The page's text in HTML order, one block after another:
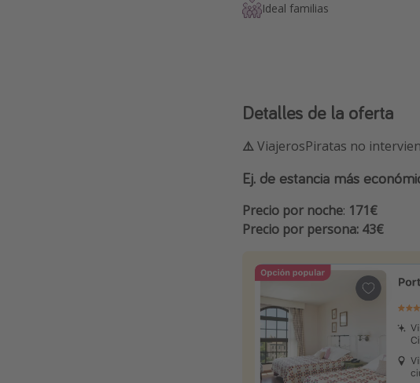
Ideal familias
Detalles de la oferta
⚠️ViajerosPiratas no
Ej. de estancia más
Precio por noche: 171€
Precio por persona: 43€